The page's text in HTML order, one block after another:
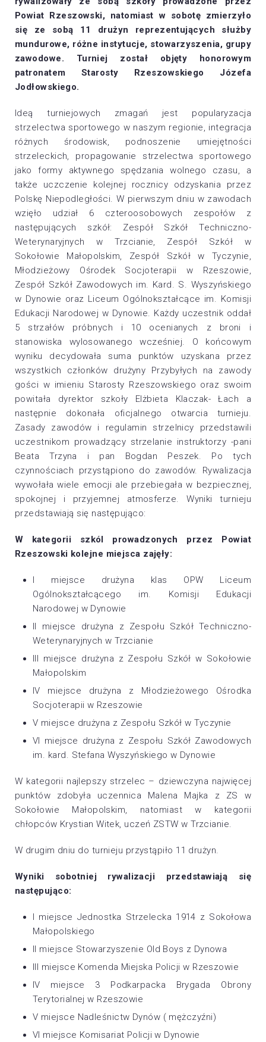
Powiat Rzeszowski, natomiast w sobotę zmierzyło
się ze sobą 11 drużyn reprezentujących służby
mundurowe, różne instytucje, stowarzyszenia, grupy
zawodowe. Turniej został objęty honorowym
patronatem Starosty Rzeszowskiego Józefa
Jodłowskiego.
Ideą turniejowych zmagań jest popularyzacja
strzelectwa sportowego w naszym regionie, integracja
różnych środowisk, podnoszenie umiejętności
strzeleckich, propagowanie strzelectwa sportowego
jako formy aktywnego spędzania wolnego czasu, a
także uczczenie kolejnej rocznicy odzyskania przez
Polskę Niepodległości. W pierwszym dniu w zawodach
wzięło udział 6 czteroosobowych zespołów z
następujących szkół: Zespół Szkół Techniczno-
Weterynaryjnych w Trzcianie, Zespół Szkół w
Sokołowie Małopolskim, Zespół Szkół w Tyczynie,
Młodzieżowy Ośrodek Socjoterapii w Rzeszowie,
Zespół Szkół Zawodowych im. Kard. S. Wyszyńskiego
w Dynowie oraz Liceum Ogólnokształcące im. Komisji
Edukacji Narodowej w Dynowie. Każdy uczestnik oddał
5 strzałów próbnych i 10 ocenianych z broni i
stanowiska wylosowanego wcześniej. O końcowym
wyniku decydowała suma punktów uzyskana przez
wszystkich członków drużyny Przybyłych na zawody
gości w imieniu Starosty Rzeszowskiego oraz swoim
powitała dyrektor szkoły Elżbieta Klaczak- Łach a
następnie dokonała oficjalnego otwarcia turnieju.
Zasady zawodów i regulamin strzelnicy przedstawili
uczestnikom prowadzący strzelanie instruktorzy -pani
Beata Trzyna i pan Bogdan Peszek. Po tych
czynnościach przystąpiono do zawodów. Rywalizacja
wywołała wiele emocji ale przebiegała w bezpiecznej,
spokojnej i przyjemnej atmosferze. Wyniki turnieju
przedstawiają się następująco:
W kategorii szkól prowadzonych przez Powiat
Rzeszowski kolejne miejsca zajęły:
I miejsce drużyna klas OPW Liceum
Ogólnokształcącego im. Komisji Edukacji
Narodowej w Dynowie
II miejsce drużyna z Zespołu Szkół Techniczno-
Weterynaryjnych w Trzcianie
III miejsce drużyna z Zespołu Szkół w Sokołowie
Małopolskim
IV miejsce drużyna z Młodzieżowego Ośrodka
Socjoterapii w Rzeszowie
V miejsce drużyna z Zespołu Szkół w Tyczynie
VI miejsce drużyna z Zespołu Szkół Zawodowych
im. kard. Stefana Wyszyńskiego w Dynowie
W kategorii najlepszy strzelec – dziewczyna najwięcej
punktów zdobyła uczennica Malena Majka z ZS w
Sokołowie Małopolskim, natomiast w kategorii
chłopców Krystian Witek, uczeń ZSTW w Trzcianie.
W drugim dniu do turnieju przystąpiło 11 drużyn.
Wyniki sobotniej rywalizacji przedstawiają się
następująco:
I miejsce Jednostka Strzelecka 1914 z Sokołowa
Małopolskiego
II miejsce Stowarzyszenie Old Boys z Dynowa
III miejsce Komenda Miejska Policji w Rzeszowie
IV miejsce 3 Podkarpacka Brygada Obrony
Terytorialnej w Rzeszowie
V miejsce Nadleśnictw Dynów ( mężczyźni)
VI miejsce Komisariat Policji w Dynowie